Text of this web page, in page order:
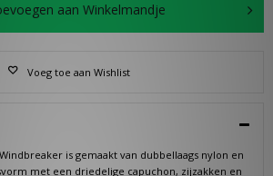
aan Winkelmandje
Voeg toe aan Wishlist
is gemaakt van dubbellaags nylon en
met een driedelige capuchon, zijzakken en